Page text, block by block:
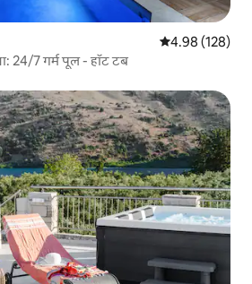
औसत रेटिंग 5 में से
4.98 (128)
24/7 गर्म पूल - हॉट टब